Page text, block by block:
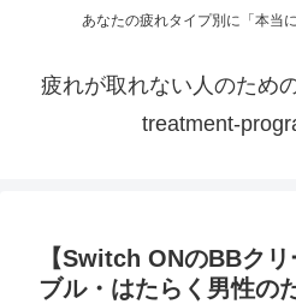
あなたの疲れタイプ別に「本当
疲れが取れない人のため
treatment-
【Switch ONのBBク
ブル・はたらく男性の